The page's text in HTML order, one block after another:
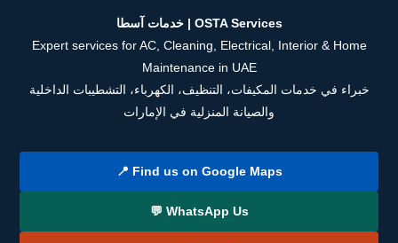
خدمات آسطا | OSTA Services
Expert services for AC, Cleaning, Electrical, Interior & Home
Maintenance in UAE
خبراء في خدمات المكيفات، التنظيف، الكهرباء، التشطيبات الداخلية
والصيانة المنزلية في الإمارات
📍 Find us on Google Maps
💬 WhatsApp Us